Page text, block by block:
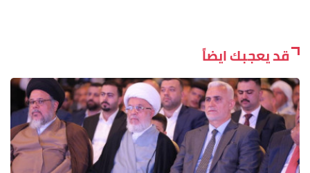
قد يعجبك ايضاً